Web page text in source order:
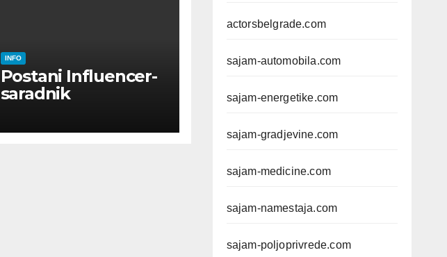
INFO
Postani Influencer-
saradnik
actorsbelgrade.com
sajam-automobila.com
sajam-energetike.com
sajam-gradjevine.com
sajam-medicine.com
sajam-namestaja.com
sajam-poljoprivrede.com